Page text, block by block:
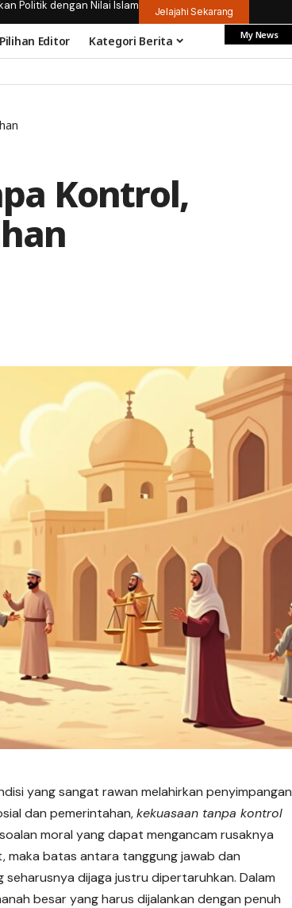
Politik dengan Nilai Islam Jelajahi Sekarang
Pilihan Editor Kategori Berita My News
Kontrol,
yang sangat rawan melahirkan penyimpangan
dan pemerintahan,kekuasaan tanpa kontrol
moral yang dapat mengancam rusaknya
maka batas antara tanggung jawab dan
dijaga justru dipertaruhkan. Dalam
besar yang harus dijalankan dengan penuh